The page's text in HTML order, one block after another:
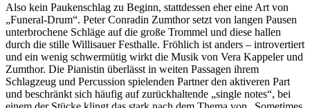
Also kein Paukenschlag zu Beginn, stattdessen eher eine Art von
„Funeral-Drum“. Peter Conradin Zumthor setzt von langen Pausen
unterbrochene Schläge auf die große Trommel und diese hallen
durch die stille Willisauer Festhalle. Fröhlich ist anders – introvertiert
und ein wenig schwermütig wirkt die Musik von Vera Kappeler und
Zumthor. Die Pianistin überlässt in weiten Passagen ihrem
Schlagzeug und Percussion spielenden Partner den aktiveren Part
und beschränkt sich häufig auf zurückhaltende „single notes“, bei